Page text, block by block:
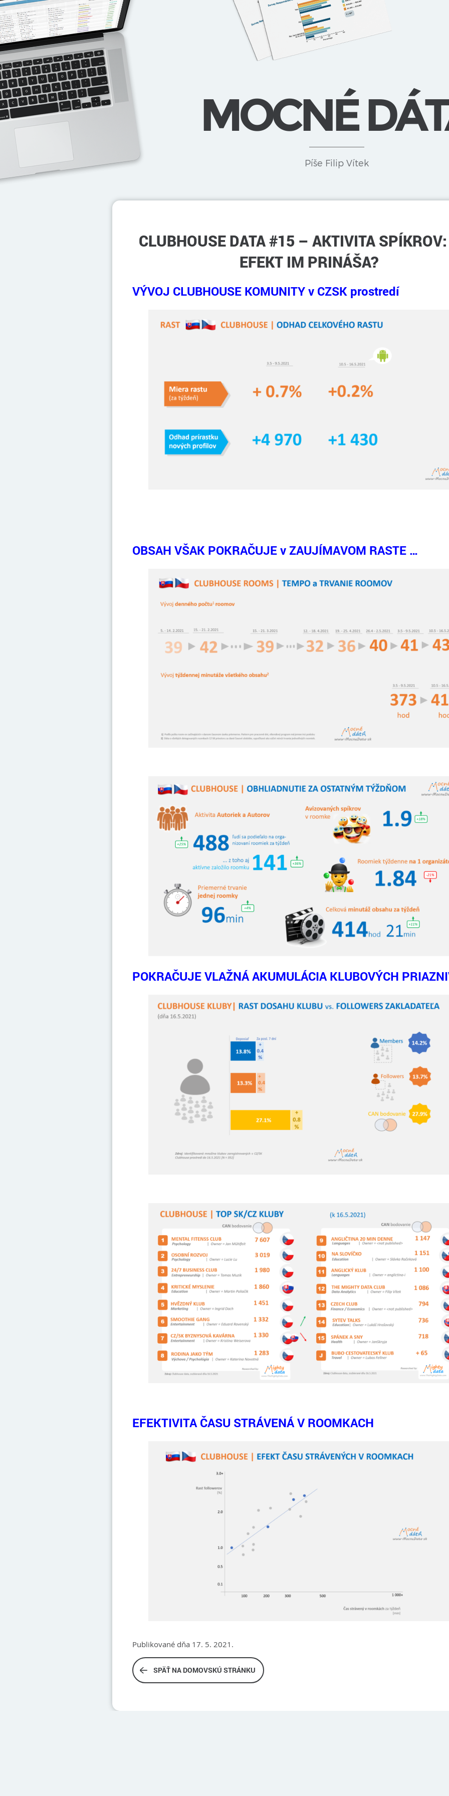
MOCNÉ
Píše Filip Vítek
CLUBHOUSE DATA #15 – AKTIVITA
EFEKT IM PRINÁŠA?
VÝVOJ CLUBHOUSE KOMUNITY v CZSK prostredí
OBSAH VŠAK POKRAČUJE v ZAUJÍMAVOM RASTE …
POKRAČUJE VLAŽNÁ AKUMULÁCIA KLUBOVÝCH
EFEKTIVITA ČASU STRÁVENÁ V ROOMKACH
Publikované dňa 17. 5. 2021.
SPÄŤ NA DOMOVSKÚ STRÁNKU